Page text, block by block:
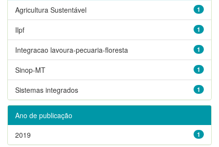
1
Agricultura Sustentável
1
Ilpf
1
Integracao lavoura-pecuaria-floresta
1
Sinop-MT
1
Sistemas integrados
Ano de publicação
1
2019